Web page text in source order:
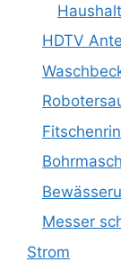
HDTV
Messer
Strom